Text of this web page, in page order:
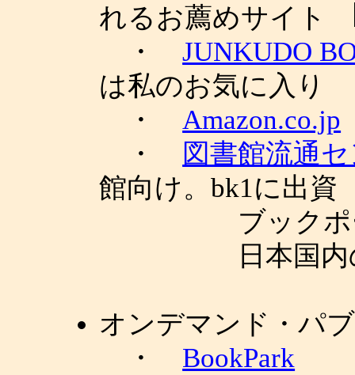
れるお薦めサイト
・JUNKUDO
は私のお気に入り
・Amazon.co.jp
・
図書館流通
館向け。bk1に出資
ブックポー
日本国内の
オンデマンド・パ
・ BookPark